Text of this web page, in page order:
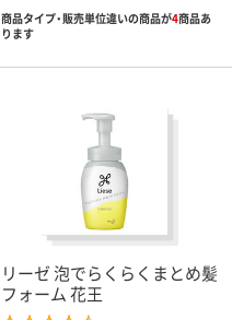
商品タイプ・販売単位違いの商品が4商品あ
ります
リーゼ 泡でらくらくまとめ髪
フォーム 花王